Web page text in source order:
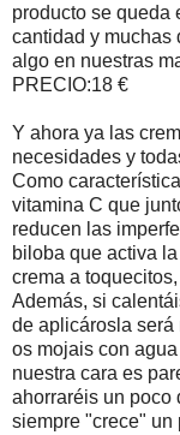
producto se queda
cantidad y muchas
algo en nuestras
PRECIO:18 €
Y ahora ya las
necesidades y
Como
vitamina C que
reducen las
biloba que activa
crema a
Además, si
de aplicárosla
os mojais con
nuestra cara es
ahorraréis un poco
siempre "crece" un